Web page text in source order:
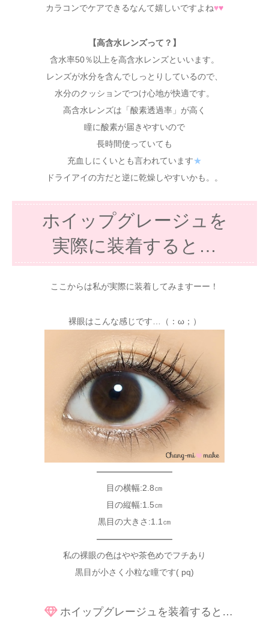
カラコンでケアできるなんて嬉しいですよね♥♥
【高含水レンズって？】
含水率50％以上を高含水レンズといいます。
レンズが水分を含んでしっとりしているので、
水分のクッションでつけ心地が快適です。
高含水レンズは「酸素透過率」が高く
瞳に酸素が届きやすいので
長時間使っていても
充血しにくいとも言われています★
ドライアイの方だと逆に乾燥しやすいかも。。
ホイップグレージュを
実際に装着すると…
ここからは私が実際に装着してみますーー！
裸眼はこんな感じです…（：ω；）
—————————
目の横幅:2.8㎝
目の縦幅:1.5㎝
黒目の大きさ:1.1㎝
—————————
私の裸眼の色はやや茶色めでフチあり
黒目が小さく小粒な瞳です( pq)
ホイップグレージュを装着すると…